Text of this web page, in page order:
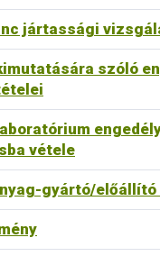
jártassági
szóló
vétele
gyártó/előállító